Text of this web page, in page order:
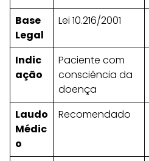
Base
Legal
Lei 10.216/2001
Indic
ação
Paciente com
consciência da
doença
Laudo
Médic
o
Recomendado